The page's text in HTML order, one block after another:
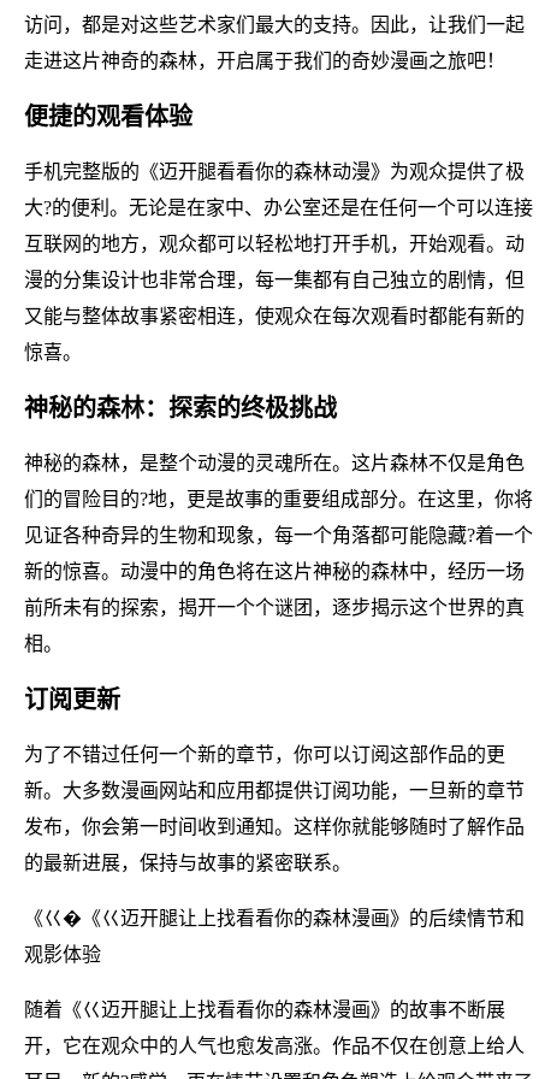
访问，都是对这些艺术家们最大的支持。因此，让我们一起
走进这片神奇的森林，开启属于我们的奇妙漫画之旅吧！
便捷的观看体验
手机完整版的《迈开腿看看你的森林动漫》为观众提供了极
大?的便利。无论是在家中、办公室还是在任何一个可以连接
互联网的地方，观众都可以轻松地打开手机，开始观看。动
漫的分集设计也非常合理，每一集都有自己独立的剧情，但
又能与整体故事紧密相连，使观众在每次观看时都能有新的
惊喜。
神秘的森林：探索的终极挑战
神秘的森林，是整个动漫的灵魂所在。这片森林不仅是角色
们的冒险目的?地，更是故事的重要组成部分。在这里，你将
见证各种奇异的生物和现象，每一个角落都可能隐藏?着一个
新的惊喜。动漫中的角色将在这片神秘的森林中，经历一场
前所未有的探索，揭开一个个谜团，逐步揭示这个世界的真
相。
订阅更新
为了不错过任何一个新的章节，你可以订阅这部作品的更
新。大多数漫画网站和应用都提供订阅功能，一旦新的章节
发布，你会第一时间收到通知。这样你就能够随时了解作品
的最新进展，保持与故事的紧密联系。
《巜�《巜迈开腿让上找看看你的森林漫画》的后续情节和
观影体验
随着《巜迈开腿让上找看看你的森林漫画》的故事不断展
开，它在观众中的人气也愈发高涨。作品不仅在创意上给人